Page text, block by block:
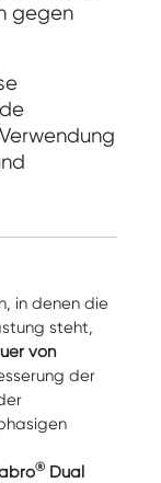
gegen
in denen die
steht,
von
der
® Dual